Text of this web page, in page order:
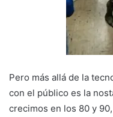
Pero más allá de la
con el público es la
crecimos en los 80 y